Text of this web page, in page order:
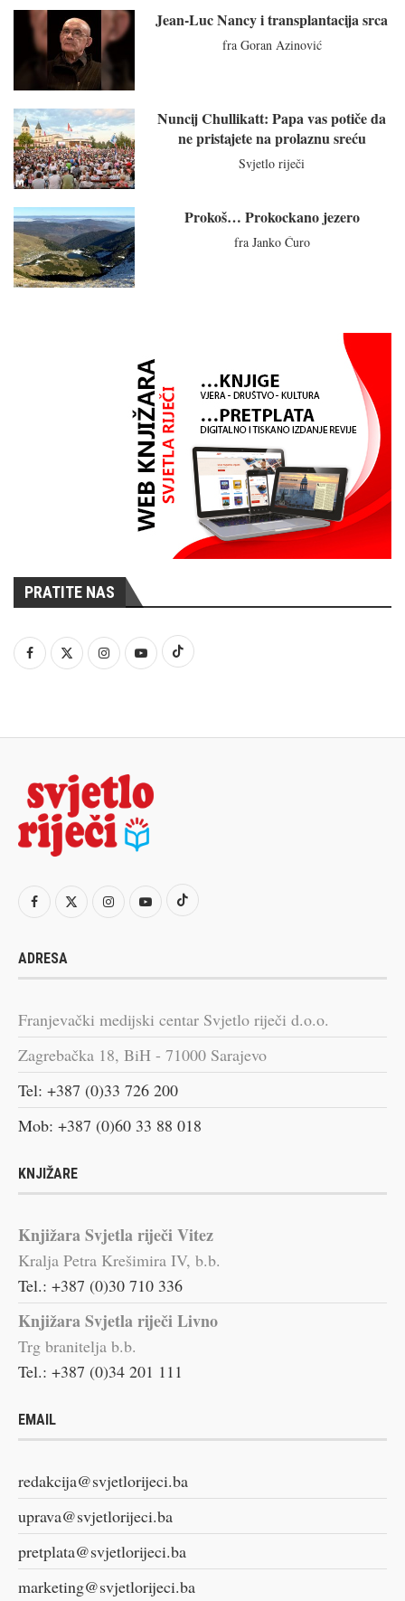
Jean-Luc Nancy i transplantacija srca
fra Goran Azinović
Nuncij Chullikatt: Papa vas potiče da
ne pristajete na prolaznu sreću
Svjetlo riječi
Prokoš… Prokockano jezero
fra Janko Ćuro
PRATITE NAS
ADRESA
Franjevački medijski centar Svjetlo riječi d.o.o.
Zagrebačka 18, BiH - 71000 Sarajevo
Tel: +387 (0)33 726 200
Mob: +387 (0)60 33 88 018
KNJIŽARE
Knjižara Svjetla riječi Vitez
Kralja Petra Krešimira IV, b.b.
Tel.: +387 (0)30 710 336
Knjižara Svjetla riječi Livno
Trg branitelja b.b.
Tel.: +387 (0)34 201 111
EMAIL
redakcija@svjetlorijeci.ba
uprava@svjetlorijeci.ba
pretplata@svjetlorijeci.ba
marketing@svjetlorijeci.ba